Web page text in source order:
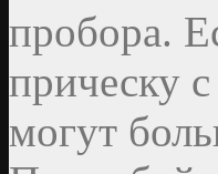
пробора.
прическу
могут